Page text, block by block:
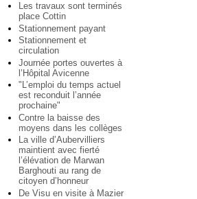
Les travaux sont terminés
place Cottin
Stationnement payant
Stationnement et
circulation
Journée portes ouvertes à
l’Hôpital Avicenne
"L’emploi du temps actuel
est reconduit l’année
prochaine"
Contre la baisse des
moyens dans les collèges
La ville d’Aubervilliers
maintient avec fierté
l’élévation de Marwan
Barghouti au rang de
citoyen d’honneur
De Visu en visite à Mazier